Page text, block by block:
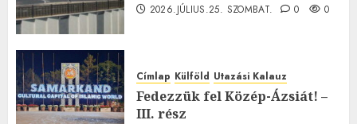
2026.JÚLIUS.25. SZOMBAT. 0 0
Címlap Külföld Utazási Kalauz
Fedezzük fel Közép-Ázsiát! –
III. rész